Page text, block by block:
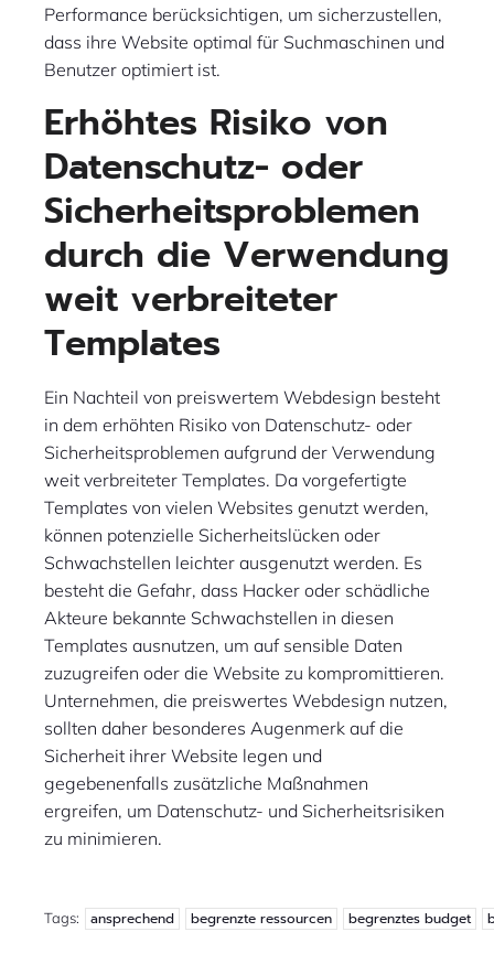
Performance berücksichtigen, um sicherzustellen,
dass ihre Website optimal für Suchmaschinen und
Benutzer optimiert ist.
Erhöhtes Risiko von
Datenschutz- oder
Sicherheitsproblemen
durch die Verwendung
weit verbreiteter
Templates
Ein Nachteil von preiswertem Webdesign besteht
in dem erhöhten Risiko von Datenschutz- oder
Sicherheitsproblemen aufgrund der Verwendung
weit verbreiteter Templates. Da vorgefertigte
Templates von vielen Websites genutzt werden,
können potenzielle Sicherheitslücken oder
Schwachstellen leichter ausgenutzt werden. Es
besteht die Gefahr, dass Hacker oder schädliche
Akteure bekannte Schwachstellen in diesen
Templates ausnutzen, um auf sensible Daten
zuzugreifen oder die Website zu kompromittieren.
Unternehmen, die preiswertes Webdesign nutzen,
sollten daher besonderes Augenmerk auf die
Sicherheit ihrer Website legen und
gegebenenfalls zusätzliche Maßnahmen
ergreifen, um Datenschutz- und Sicherheitsrisiken
zu minimieren.
Tags: ansprechend begrenzte ressourcen begrenztes budget